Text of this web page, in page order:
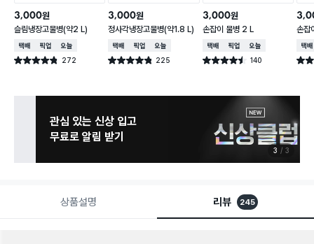
3,000원
슬림냉장고물병(약2 L)
택배배송매장픽업오늘배송
별점 4.8점 272
건 작성
3,000원
정사각냉장고물병(약1.8 L)
택배배송매장픽업오늘배송
별점 4.8점 225
건 작성
3,000원
손잡이 물병 2 L
택배배송매장픽업오늘배송
별점 4.5점 140
건 작성
손잡
택배
별점
관심 있는 신상 입고
무료로 알림 받기
3 3
상품설명 리뷰 245